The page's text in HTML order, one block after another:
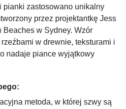
pianki zastosowano unikalny
przez projektantkę Jess
Beaches w Sydney. Wzór
w drewnie, teksturami i
nadaje piance wyjątkowy
metoda, w której szwy są